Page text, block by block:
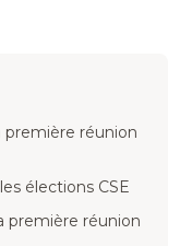
première réunion
élections CSE
première réunion